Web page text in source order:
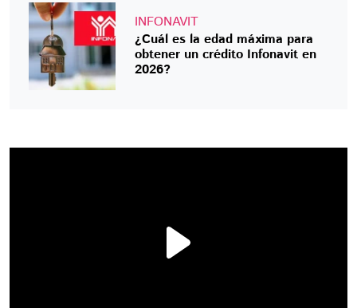
INFONAVIT
¿Cuál es la edad máxima para
obtener un crédito Infonavit en
2026?